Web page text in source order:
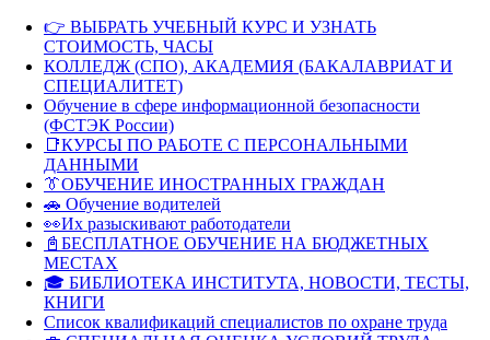
👉 ВЫБРАТЬ УЧЕБНЫЙ КУРС И УЗНАТЬ
СТОИМОСТЬ, ЧАСЫ
КОЛЛЕДЖ (СПО), АКАДЕМИЯ (БАКАЛАВРИАТ И
СПЕЦИАЛИТЕТ)
Обучение в сфере информационной безопасности
(ФСТЭК России)
📑КУРСЫ ПО РАБОТЕ С ПЕРСОНАЛЬНЫМИ
ДАННЫМИ
👔ОБУЧЕНИЕ ИНОСТРАННЫХ ГРАЖДАН
🚗 Обучение водителей
👀Их разыскивают работодатели
📓БЕСПЛАТНОЕ ОБУЧЕНИЕ НА БЮДЖЕТНЫХ
МЕСТАХ
🎓 БИБЛИОТЕКА ИНСТИТУТА, НОВОСТИ, ТЕСТЫ,
КНИГИ
Список квалификаций специалистов по охране труда